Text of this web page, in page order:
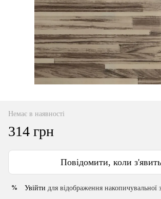
Немає в наявності
314 грн
Повідомити, коли
% Увійти для відображення накопичувальної